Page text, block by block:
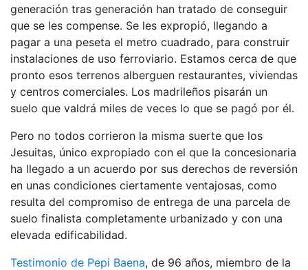
generación tras generación han tratado de conseguir
que se les compense. Se les expropió, llegando a
pagar a una peseta el metro cuadrado, para construir
instalaciones de uso ferroviario. Estamos cerca de que
pronto esos terrenos alberguen restaurantes, viviendas
y centros comerciales. Los madrileños pisarán un
suelo que valdrá miles de veces lo que se pagó por él.
Pero no todos corrieron la misma suerte que los
Jesuitas, único expropiado con el que la concesionaria
ha llegado a un acuerdo por sus derechos de reversión
en unas condiciones ciertamente ventajosas, como
resulta del compromiso de entrega de una parcela de
suelo finalista completamente urbanizado y con una
elevada edificabilidad.
Testimonio de Pepi Baena, de 96 años, miembro de la